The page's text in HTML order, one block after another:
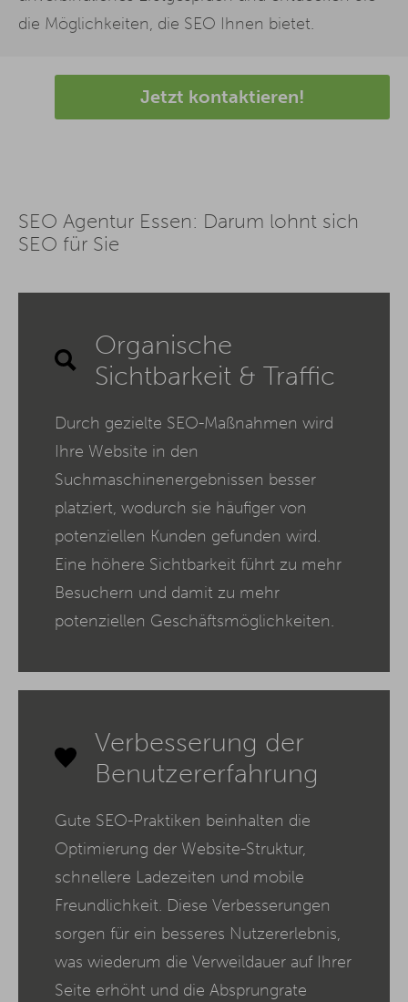
die Möglichkeiten, die SEO Ihnen bietet.
Jetzt kontaktieren!
SEO Agentur Essen: Darum lohnt sich
SEO für Sie
Organische
Sichtbarkeit & Traffic
Durch gezielte SEO-Maßnahmen wird
Ihre Website in den
Suchmaschinenergebnissen besser
platziert, wodurch sie häufiger von
potenziellen Kunden gefunden wird.
Eine höhere Sichtbarkeit führt zu mehr
Besuchern und damit zu mehr
potenziellen Geschäftsmöglichkeiten.
Verbesserung der
Benutzererfahrung
Gute SEO-Praktiken beinhalten die
Optimierung der Website-Struktur,
schnellere Ladezeiten und mobile
Freundlichkeit. Diese Verbesserungen
sorgen für ein besseres Nutzererlebnis,
was wiederum die Verweildauer auf Ihrer
Seite erhöht und die Absprungrate